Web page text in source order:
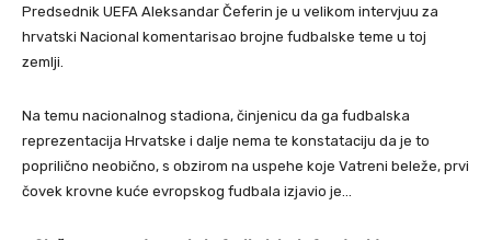
Predsednik UEFA Aleksandar Čeferin je u velikom intervjuu za
hrvatski Nacional komentarisao brojne fudbalske teme u toj
zemlji.
Na temu nacionalnog stadiona, činjenicu da ga fudbalska
reprezentacija Hrvatske i dalje nema te konstataciju da je to
poprilično neobično, s obzirom na uspehe koje Vatreni beleže, prvi
čovek krovne kuće evropskog fudbala izjavio je…